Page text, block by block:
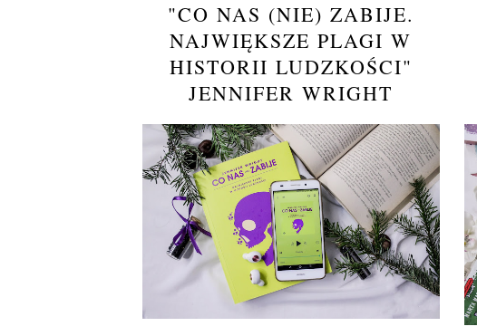
"CO NAS (NIE) ZABIJE.
NAJWIĘKSZE PLAGI W
HISTORII LUDZKOŚCI"
JENNIFER WRIGHT